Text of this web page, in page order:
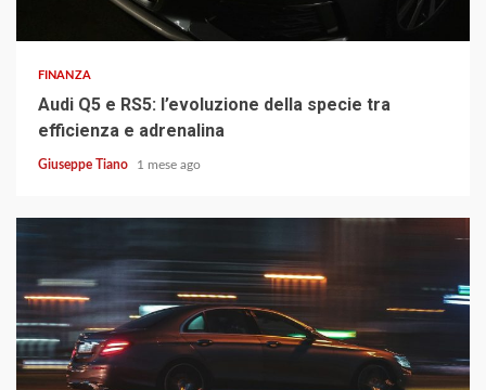
FINANZA
Audi Q5 e RS5: l’evoluzione della specie tra
efficienza e adrenalina
Giuseppe Tiano 1 mese ago